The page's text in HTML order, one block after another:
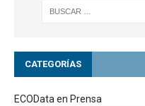
CATEGORÍAS
ECOData en Prensa